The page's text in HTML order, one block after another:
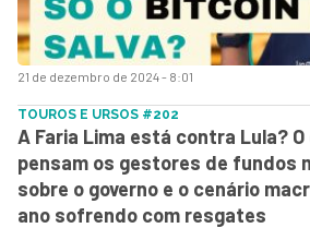
21 de dezembro de 2024 - 8:01
TOUROS E URSOS #202
A Faria Lima está contra Lula?
pensam os gestores de fundos
sobre o governo e o cenário
ano sofrendo com resgates